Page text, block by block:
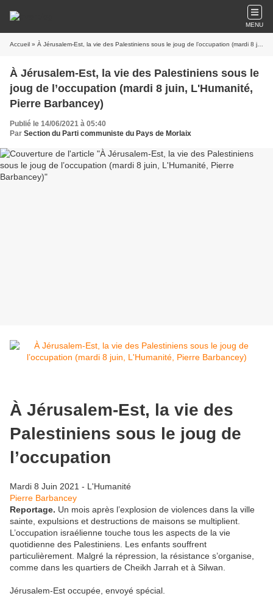
MENU
Accueil » À Jérusalem-Est, la vie des Palestiniens sous le joug de l’occupation (mardi 8 juin, L'Humanité, Pierre Barbancey)
À Jérusalem-Est, la vie des Palestiniens sous le
joug de l’occupation (mardi 8 juin, L'Humanité,
Pierre Barbancey)
Publié le 14/06/2021 à 05:40
Par Section du Parti communiste du Pays de Morlaix
À Jérusalem-Est, la vie des
Palestiniens sous le joug de
l’occupation
Mardi 8 Juin 2021 - L'Humanité
Pierre Barbancey
Reportage. Un mois après l’explosion de violences dans la ville
sainte, expulsions et destructions de maisons se multiplient.
L’occupation israélienne touche tous les aspects de la vie
quotidienne des Palestiniens. Les enfants souffrent
particulièrement. Malgré la répression, la résistance s’organise,
comme dans les quartiers de Cheikh Jarrah et à Silwan.
Jérusalem-Est occupée, envoyé spécial.